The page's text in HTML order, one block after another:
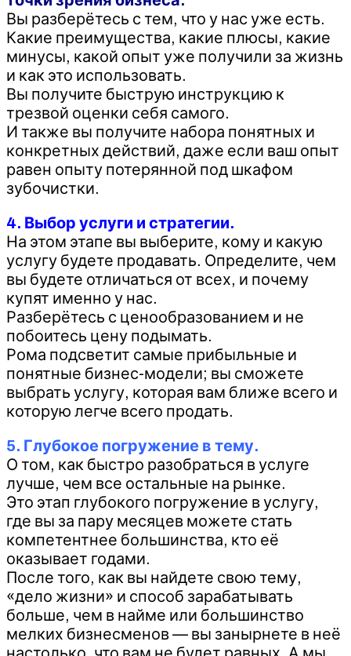
Вы разберётесь с тем, что у нас уже есть.
Какие преимущества, какие плюсы, какие
минусы, какой опыт уже получили за жизнь
и как это использовать.
Вы получите быструю инструкцию к
трезвой оценки себя самого.
И также вы получите набора понятных и
конкретных действий, даже если ваш опыт
равен опыту потерянной под шкафом
зубочистки.
4. Выбор услуги и стратегии.
На этом этапе вы выберите, кому и какую
услугу будете продавать. Определите, чем
вы будете отличаться от всех, и почему
купят именно у нас.
Разберётесь с ценообразованием и не
побоитесь цену подымать.
Рома подсветит самые прибыльные и
понятные бизнес-модели; вы сможете
выбрать услугу, которая вам ближе всего и
которую легче всего продать.
5. Глубокое погружение в тему.
О том, как быстро разобраться в услуге
лучше, чем все остальные на рынке.
Это этап глубокого погружение в услугу,
где вы за пару месяцев можете стать
компетентнее большинства, кто её
оказывает годами.
После того, как вы найдете свою тему,
«дело жизни» и способ зарабатывать
больше, чем в найме или большинство
мелких бизнесменов — вы занырнете в неё